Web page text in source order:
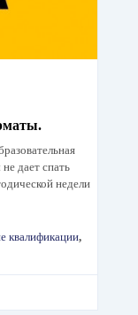
дает спать
недели
квалификации,